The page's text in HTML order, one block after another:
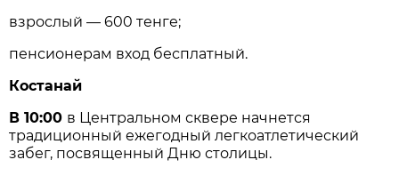
взрослый — 600 тенге;
пенсионерам вход бесплатный.
Костанай
В 10:00 в Центральном сквере начнется
традиционный ежегодный легкоатлетический
забег, посвященный Дню столицы.